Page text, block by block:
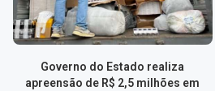
Governo do Estado realiza
apreensão de R$ 2,5 milhões em